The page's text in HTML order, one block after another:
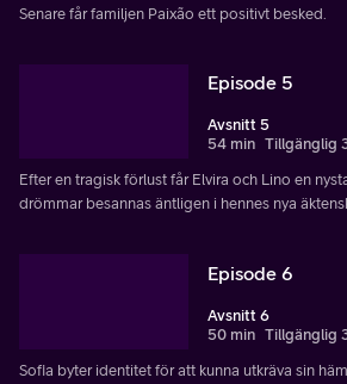
Senare får familjen Paixão ett positivt besked.
Episode 5
Avsnitt 5
54 min Tillgänglig
Efter en tragisk förlust får Elvira och Lino en
drömmar besannas äntligen i hennes nya
Episode 6
Avsnitt 6
50 min Tillgänglig
Sofia byter identitet för att kunna utkräva sin